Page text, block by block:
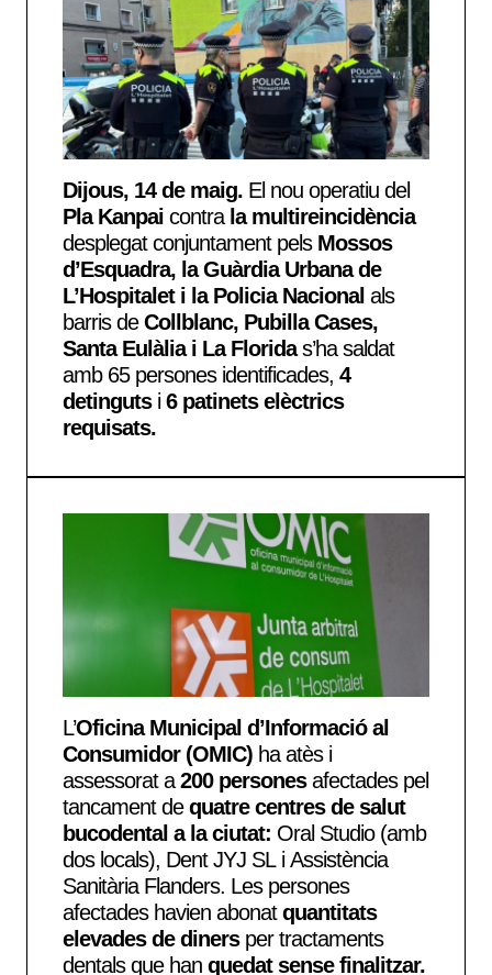
Dijous, 14 de maig. El nou operatiu del
Pla Kanpai contra la multireincidència
desplegat conjuntament pels Mossos
d’Esquadra, la Guàrdia Urbana de
L’Hospitalet i la Policia Nacional als
barris deCollblanc, Pubilla Cases,
Santa Eulàlia i La Floridas’ha saldat
amb 65 persones identificades, 4
detingutsi6 patinets elèctrics
requisats.
L’Oficina Municipal d’Informació al
Consumidor (OMIC) ha atès i
assessorat a200 personesafectades pel
tancament dequatre centres de salut
bucodental a la ciutat: Oral Studio (amb
dos locals), Dent JYJ SL i Assistència
Sanitària Flanders. Les persones
afectades havien abonatquantitats
elevades de dinersper tractaments
dentals que han quedat sense finalitzar.